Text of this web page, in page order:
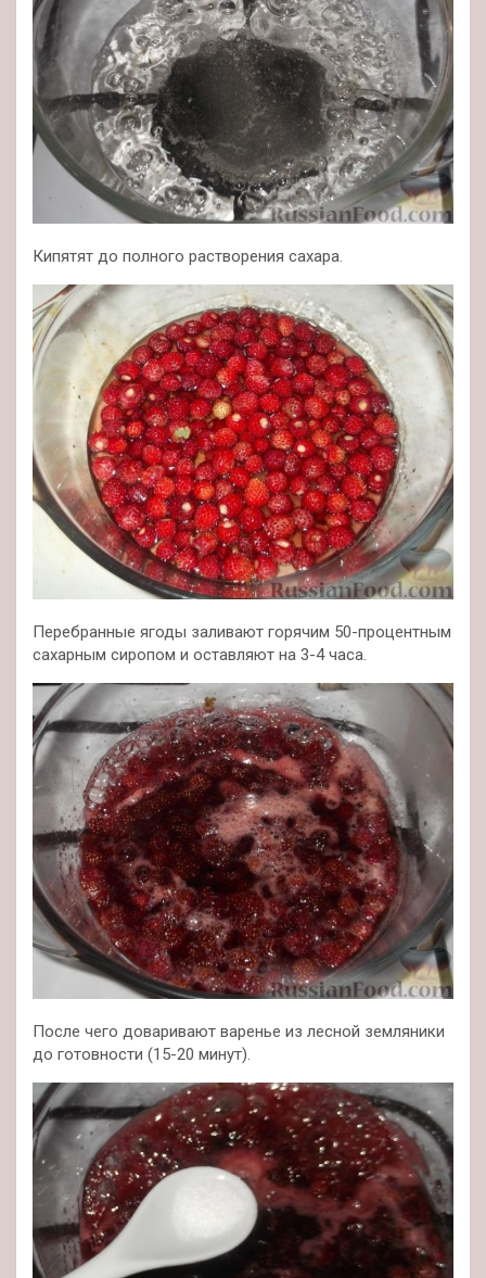
Кипятят до полного растворения сахара.
Перебранные ягоды заливают горячим 50-процентным
сахарным сиропом и оставляют на 3-4 часа.
После чего доваривают варенье из лесной земляники
до готовности (15-20 минут).